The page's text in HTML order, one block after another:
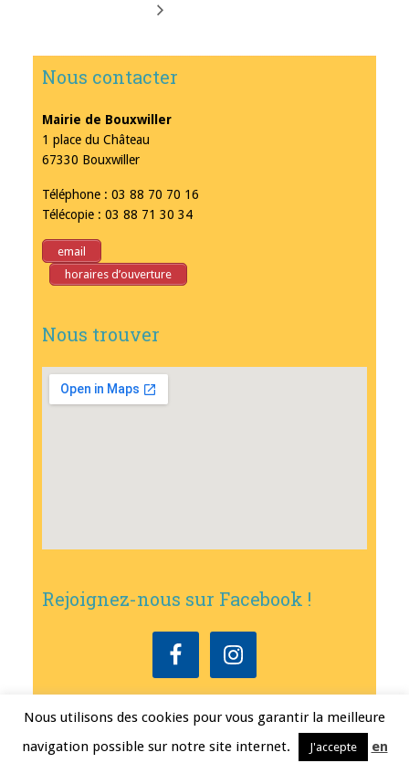
Nous contacter
Mairie de Bouxwiller
1 place du Château
67330 Bouxwiller
Téléphone : 03 88 70 70 16
Télécopie : 03 88 71 30 34
email
horaires d’ouverture
Nous trouver
Rejoignez-nous sur Facebook !
Mairie de Bouxwiller • Conception
Mentions légales
Nous utilisons des cookies pour vous garantir la meilleure
navigation possible sur notre site internet.
J'accepte en